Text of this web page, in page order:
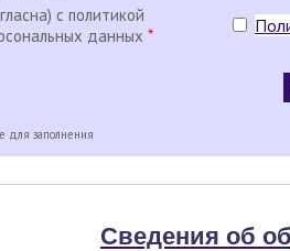
с политикой
данных *
для заполнения
Сведения об